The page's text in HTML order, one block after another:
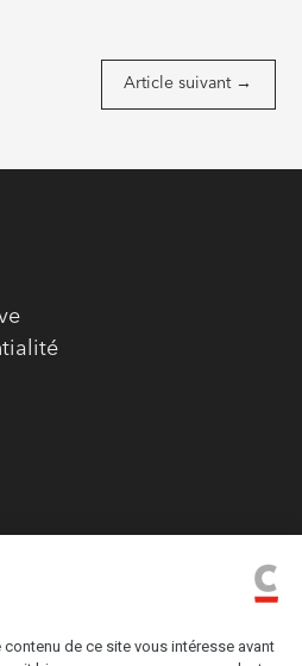
Article suivant→